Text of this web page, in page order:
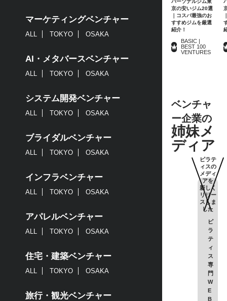
マーケティングベンチャー
ALL TOKYO OSAKA
AI・メタバースベンチャー
ALL TOKYO OSAKA
システム開発ベンチャー
ALL TOKYO OSAKA
ブライダルベンチャー
ALL TOKYO OSAKA
インフラベンチャー
ALL TOKYO OSAKA
アパレルベンチャー
ALL TOKYO OSAKA
住宅・建築ベンチャー
ALL TOKYO OSAKA
旅行・観光ベンチャー
パーソナルジム東
京の安いジム20選
｜コスパ最強のお
すすめジムを厳選
紹介！
BASIC |
BEST 100
VENTURES
ベンチャ
ー企業の
姉妹メ
ディア
ピラテ
ィスの
メディ
アを
新しく
リリー
スしま
した
ピ
ラ
テ
ィ
ス
専
門
W
E
B